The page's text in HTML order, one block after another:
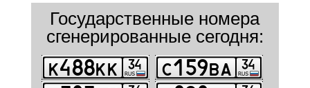
Государственные номера
сгенерированные сегодня: